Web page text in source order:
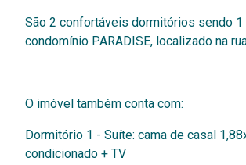
São 2 confortáveis dormitórios sendo 1
condomínio PARADISE, localizado na
O imóvel também conta com:
Dormitório 1 - Suíte: cama de casal
condicionado + TV